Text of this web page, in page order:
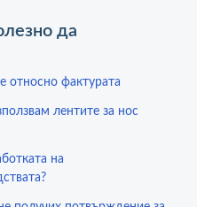
да
относно фактурата
лентите за нос
на